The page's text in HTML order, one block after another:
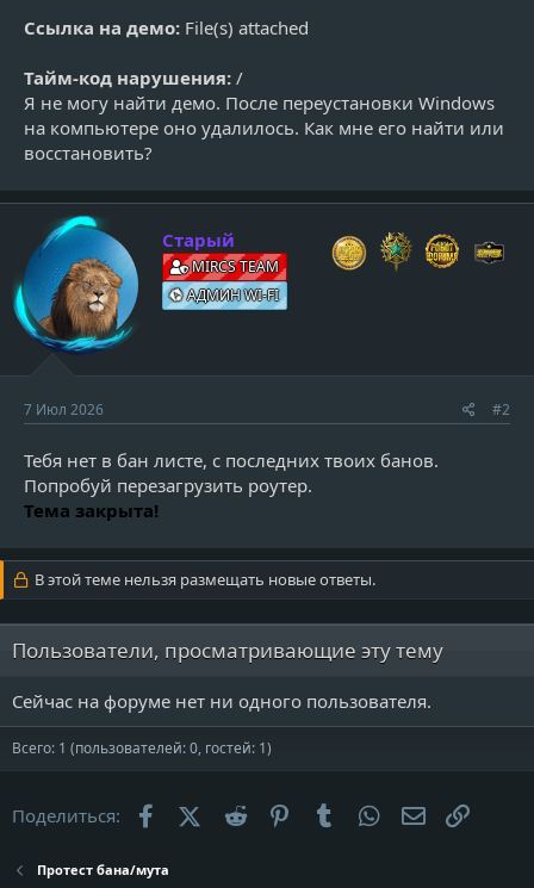
Ссылка на демо: File(s) attached
Тайм-код нарушения: /
Я не могу найти демо. После переустановки Windows
на компьютере оно удалилось. Как мне его найти или
восстановить?
v
i
e
w
_
o
i
l
e
Старый
MIRCS TEAM
АДМИН WI-FI
7 Июл 2026 #2
Тебя нет в бан листе, с последних твоих банов.
Попробуй перезагрузить роутер.
Тема закрыта!
В этой теме нельзя размещать новые ответы.
Пользователи, просматривающие эту тему
Сейчас на форуме нет ни одного пользователя.
Всего: 1 (пользователей: 0, гостей: 1)
Поделиться: FacebookX (Twitter)
Reddit PinterestTumblr WhatsApp
Протест бана/мута